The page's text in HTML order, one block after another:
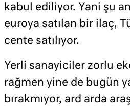
kabul ediliyor. Yani şu
euroya satılan bir ilaç,
cente satılıyor.
Yerli sanayiciler zorlu
rağmen yine de bugün
bırakmıyor, ard arda